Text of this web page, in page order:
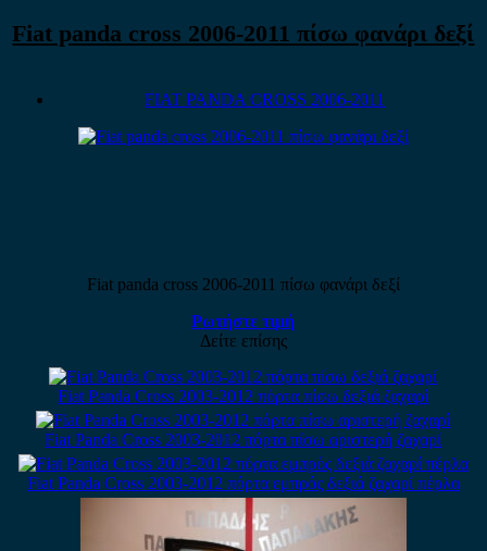
Fiat panda cross 2006-2011 πίσω φανάρι δεξί
FIAT PANDA CROSS 2006-2011
Fiat panda cross 2006-2011 πίσω φανάρι δεξί
Ρωτήστε τιμή
Δείτε επίσης
Fiat Panda Cross 2003-2012 πόρτα πίσω δεξιά ζαχαρί
Fiat Panda Cross 2003-2012 πόρτα πίσω αριστερή ζαχαρί
Fiat Panda Cross 2003-2012 πόρτα εμπρός δεξιά ζαχαρί πέρλα